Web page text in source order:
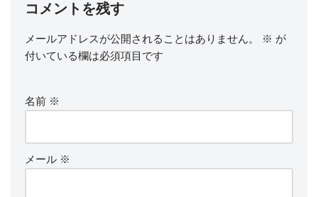
コメントを残す
メールアドレスが公開されることはありません。 ※ が
付いている欄は必須項目です
名前 ※
メール ※